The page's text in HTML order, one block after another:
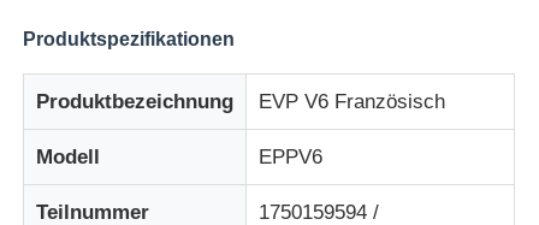
Produktspezifikationen
Produktbezeichnung EVP V6 Französisch
Modell EPPV6
Teilnummer
1750159594 /